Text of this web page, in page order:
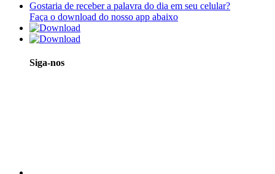
Gostaria de receber a palavra do dia em seu celular?
Faça o download do nosso app abaixo
Siga-nos